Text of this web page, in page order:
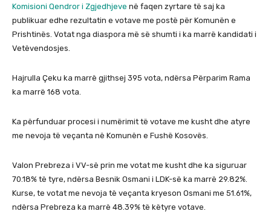
Komisioni Qendror i Zgjedhjeve në faqen zyrtare të saj ka
publikuar edhe rezultatin e votave me postë për Komunën e
Prishtinës. Votat nga diaspora më së shumti i ka marrë kandidati i
Vetëvendosjes.
Hajrulla Çeku ka marrë gjithsej 395 vota, ndërsa Përparim Rama
ka marrë 168 vota.
Ka përfunduar procesi i numërimit të votave me kusht dhe atyre
me nevoja të veçanta në Komunën e Fushë Kosovës.
Valon Prebreza i VV-së prin me votat me kusht dhe ka siguruar
70.18% të tyre, ndërsa Besnik Osmani i LDK-së ka marrë 29.82%.
Kurse, te votat me nevoja të veçanta kryeson Osmani me 51.61%,
ndërsa Prebreza ka marrë 48.39% të këtyre votave.